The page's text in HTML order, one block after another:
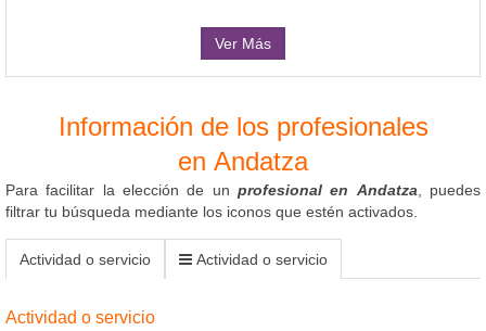
Ver Más
Información de los profesionales
en Andatza
Para facilitar la elección de un profesional en Andatza , puedes
filtrar tu búsqueda mediante los iconos que estén activados.
Actividad o servicio Actividad o servicio
Actividad o servicio